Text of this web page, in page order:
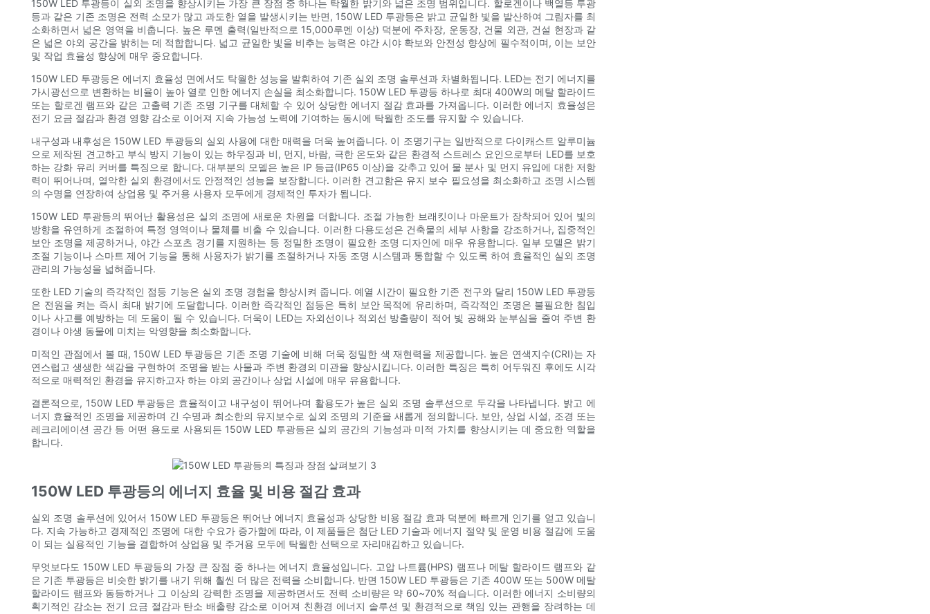
150W LED 투광등이 실외 조명을 향상시키는 가장 큰 장점 중 하나는 탁월한 밝기와 넓은 조명 범위입니다. 할로겐이나 백열등 투광
등과 같은 기존 조명은 전력 소모가 많고 과도한 열을 발생시키는 반면, 150W LED 투광등은 밝고 균일한 빛을 발산하여 그림자를 최
소화하면서 넓은 영역을 비춥니다. 높은 루멘 출력(일반적으로 15,000루멘 이상) 덕분에 주차장, 운동장, 건물 외관, 건설 현장과 같
은 넓은 야외 공간을 밝히는 데 적합합니다. 넓고 균일한 빛을 비추는 능력은 야간 시야 확보와 안전성 향상에 필수적이며, 이는 보안
및 작업 효율성 향상에 매우 중요합니다.
150W LED 투광등은 에너지 효율성 면에서도 탁월한 성능을 발휘하여 기존 실외 조명 솔루션과 차별화됩니다. LED는 전기 에너지를
가시광선으로 변환하는 비율이 높아 열로 인한 에너지 손실을 최소화합니다. 150W LED 투광등 하나로 최대 400W의 메탈 할라이드
또는 할로겐 램프와 같은 고출력 기존 조명 기구를 대체할 수 있어 상당한 에너지 절감 효과를 가져옵니다. 이러한 에너지 효율성은
전기 요금 절감과 환경 영향 감소로 이어져 지속 가능성 노력에 기여하는 동시에 탁월한 조도를 유지할 수 있습니다.
내구성과 내후성은 150W LED 투광등의 실외 사용에 대한 매력을 더욱 높여줍니다. 이 조명기구는 일반적으로 다이캐스트 알루미늄
으로 제작된 견고하고 부식 방지 기능이 있는 하우징과 비, 먼지, 바람, 극한 온도와 같은 환경적 스트레스 요인으로부터 LED를 보호
하는 강화 유리 커버를 특징으로 합니다. 대부분의 모델은 높은 IP 등급(IP65 이상)을 갖추고 있어 물 분사 및 먼지 유입에 대한 저항
력이 뛰어나며, 열악한 실외 환경에서도 안정적인 성능을 보장합니다. 이러한 견고함은 유지 보수 필요성을 최소화하고 조명 시스템
의 수명을 연장하여 상업용 및 주거용 사용자 모두에게 경제적인 투자가 됩니다.
150W LED 투광등의 뛰어난 활용성은 실외 조명에 새로운 차원을 더합니다. 조절 가능한 브래킷이나 마운트가 장착되어 있어 빛의
방향을 유연하게 조절하여 특정 영역이나 물체를 비출 수 있습니다. 이러한 다용도성은 건축물의 세부 사항을 강조하거나, 집중적인
보안 조명을 제공하거나, 야간 스포츠 경기를 지원하는 등 정밀한 조명이 필요한 조명 디자인에 매우 유용합니다. 일부 모델은 밝기
조절 기능이나 스마트 제어 기능을 통해 사용자가 밝기를 조절하거나 자동 조명 시스템과 통합할 수 있도록 하여 효율적인 실외 조명
관리의 가능성을 넓혀줍니다.
또한 LED 기술의 즉각적인 점등 기능은 실외 조명 경험을 향상시켜 줍니다. 예열 시간이 필요한 기존 전구와 달리 150W LED 투광등
은 전원을 켜는 즉시 최대 밝기에 도달합니다. 이러한 즉각적인 점등은 특히 보안 목적에 유리하며, 즉각적인 조명은 불필요한 침입
이나 사고를 예방하는 데 도움이 될 수 있습니다. 더욱이 LED는 자외선이나 적외선 방출량이 적어 빛 공해와 눈부심을 줄여 주변 환
경이나 야생 동물에 미치는 악영향을 최소화합니다.
미적인 관점에서 볼 때, 150W LED 투광등은 기존 조명 기술에 비해 더욱 정밀한 색 재현력을 제공합니다. 높은 연색지수(CRI)는 자
연스럽고 생생한 색감을 구현하여 조명을 받는 사물과 주변 환경의 미관을 향상시킵니다. 이러한 특징은 특히 어두워진 후에도 시각
적으로 매력적인 환경을 유지하고자 하는 야외 공간이나 상업 시설에 매우 유용합니다.
결론적으로, 150W LED 투광등은 효율적이고 내구성이 뛰어나며 활용도가 높은 실외 조명 솔루션으로 두각을 나타냅니다. 밝고 에
너지 효율적인 조명을 제공하며 긴 수명과 최소한의 유지보수로 실외 조명의 기준을 새롭게 정의합니다. 보안, 상업 시설, 조경 또는
레크리에이션 공간 등 어떤 용도로 사용되든 150W LED 투광등은 실외 공간의 기능성과 미적 가치를 향상시키는 데 중요한 역할을
합니다.
150W LED 투광등의 에너지 효율 및 비용 절감 효과
실외 조명 솔루션에 있어서 150W LED 투광등은 뛰어난 에너지 효율성과 상당한 비용 절감 효과 덕분에 빠르게 인기를 얻고 있습니
다. 지속 가능하고 경제적인 조명에 대한 수요가 증가함에 따라, 이 제품들은 첨단 LED 기술과 에너지 절약 및 운영 비용 절감에 도움
이 되는 실용적인 기능을 결합하여 상업용 및 주거용 모두에 탁월한 선택으로 자리매김하고 있습니다.
무엇보다도 150W LED 투광등의 가장 큰 장점 중 하나는 에너지 효율성입니다. 고압 나트륨(HPS) 램프나 메탈 할라이드 램프와 같
은 기존 투광등은 비슷한 밝기를 내기 위해 훨씬 더 많은 전력을 소비합니다. 반면 150W LED 투광등은 기존 400W 또는 500W 메탈
할라이드 램프와 동등하거나 그 이상의 강력한 조명을 제공하면서도 전력 소비량은 약 60~70% 적습니다. 이러한 에너지 소비량의
획기적인 감소는 전기 요금 절감과 탄소 배출량 감소로 이어져 친환경 에너지 솔루션 및 환경적으로 책임 있는 관행을 장려하는 데